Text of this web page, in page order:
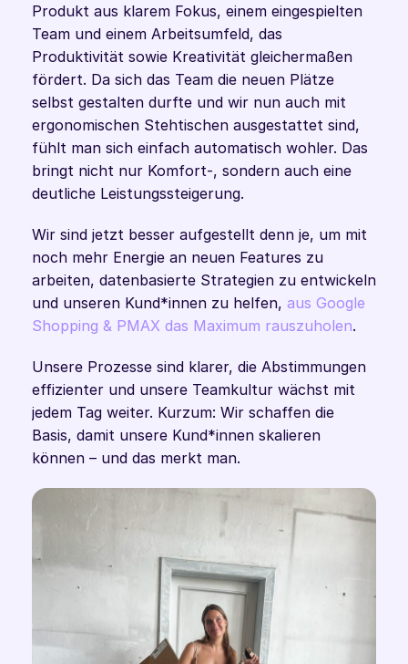
Produkt aus klarem Fokus, einem eingespielten
Team und einem Arbeitsumfeld, das
Produktivität sowie Kreativität gleichermaßen
fördert. Da sich das Team die neuen Plätze
selbst gestalten durfte und wir nun auch mit
ergonomischen Stehtischen ausgestattet sind,
fühlt man sich einfach automatisch wohler. Das
bringt nicht nur Komfort-, sondern auch eine
deutliche Leistungssteigerung.
Wir sind jetzt besser aufgestellt denn je, um mit
noch mehr Energie an neuen Features zu
arbeiten, datenbasierte Strategien zu entwickeln
und unseren Kund*innen zu helfen, aus Google
Shopping & PMAX das Maximum rauszuholen.
Unsere Prozesse sind klarer, die Abstimmungen
effizienter und unsere Teamkultur wächst mit
jedem Tag weiter. Kurzum: Wir schaffen die
Basis, damit unsere Kund*innen skalieren
können – und das merkt man.